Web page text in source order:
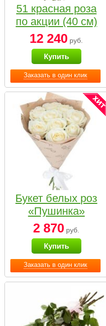
Заказать в один клик
51 красная роза
по акции (40 см)
12 240 руб.
Купить
Заказать в один клик
Букет белых роз
«Пушинка»
2 870 руб.
Купить